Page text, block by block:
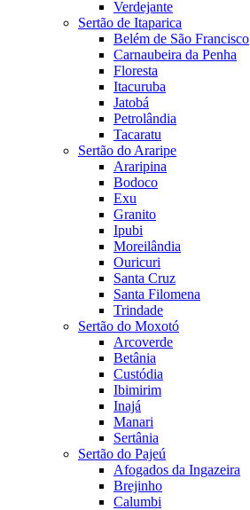
Verdejante
Sertão de Itaparica
Belém de São Francisco
Carnaubeira da Penha
Floresta
Itacuruba
Jatobá
Petrolândia
Tacaratu
Sertão do Araripe
Araripina
Bodoco
Exu
Granito
Ipubi
Moreilândia
Ouricuri
Santa Cruz
Santa Filomena
Trindade
Sertão do Moxotó
Arcoverde
Betânia
Custódia
Ibimirim
Inajá
Manari
Sertânia
Sertão do Pajeú
Afogados da Ingazeira
Brejinho
Calumbi